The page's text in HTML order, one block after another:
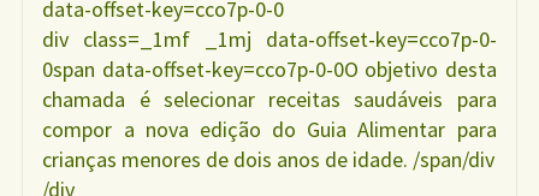
data-offset-key=cco7p-0-0
div class=_1mf _1mj data-offset-key=cco7p-0-
0span data-offset-key=cco7p-0-0O objetivo desta
chamada é selecionar receitas saudáveis para
compor a nova edição do Guia Alimentar para
crianças menores de dois anos de idade. /span/div
/div